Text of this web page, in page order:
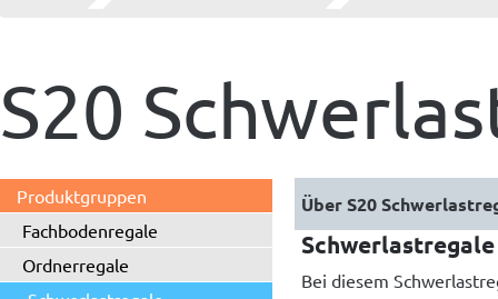
S20
Produktgruppen
Fachbodenregale
Ordnerregale
Über S20
Bei diesem